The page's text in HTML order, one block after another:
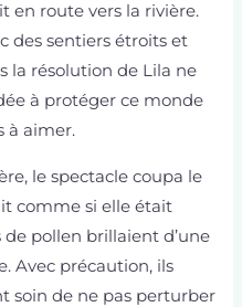
en route vers la rivière.
des sentiers étroits et
la résolution de Lila ne
à protéger ce monde
à aimer.
le spectacle coupa le
comme si elle était
de pollen brillaient d’une
Avec précaution, ils
soin de ne pas perturber